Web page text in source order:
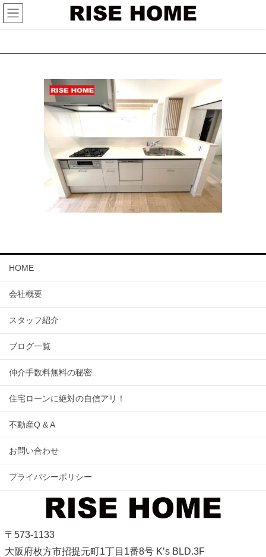
HOME
会社概要
スタッフ紹介
ブログ一覧
仲介手数料無料の秘密
住宅ローンに絶対の自信アリ！
不動産Q & A
お問い合わせ
プライバシーポリシー
〒573-1133
大阪府枚方市招提元町1丁目1番8号 K’s BLD.3F